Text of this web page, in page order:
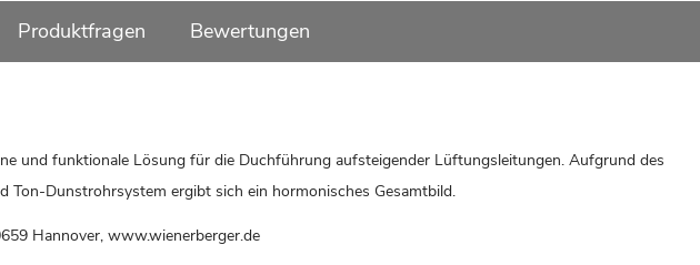
Produktfragen Bewertungen
und funktionale Lösung für die Duchführung aufsteigender Lüftungsleitungen. Aufgrund des
Ton-Dunstrohrsystem ergibt sich ein hormonisches Gesamtbild.
Hannover, www.wienerberger.de